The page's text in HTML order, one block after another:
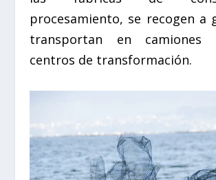
procesamiento, se recogen a
transportan en camiones
centros de transformación.